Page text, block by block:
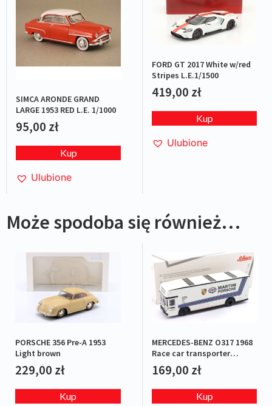
SIMCA ARONDE GRAND
LARGE 1953 RED L.E. 1/1000
95,00 zł
Kup
Ulubione
FORD GT 2017 White w/red
Stripes L.E.1/1500
419,00 zł
Kup
Ulubione
Może spodoba się również…
PORSCHE 356 Pre-A 1953
Light brown
229,00 zł
Kup
MERCEDES-BENZ O317 1968
Race car transporter
Porsche Martini Racing
169,00 zł
Kup